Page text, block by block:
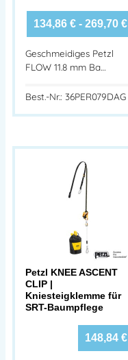
134,86 €- 269,70 €
Geschmeidiges Petzl
FLOW 11.8 mm Ba…
Best.-Nr.: 36PER079DAG
Petzl KNEE ASCENT
CLIP |
Kniesteigklemme für
SRT-Baumpflege
148,84 €